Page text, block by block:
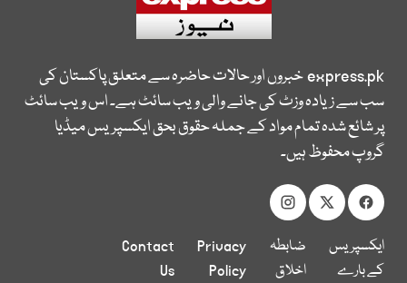
express.pkخبروں اور حالات حاضرہ سے متعلق پاکستان کی
سب سے زیادہ وزٹ کی جانے والی ویب سائٹ ہے۔ اس ویب سائٹ
پر شائع شدہ تمام مواد کے جملہ حقوق بحق ایکسپریس میڈیا
گروپ محفوظ ہیں۔
ایکسپریس
کے بارے
ضابطہ
اخلاق
Privacy
Policy
Contact
Us